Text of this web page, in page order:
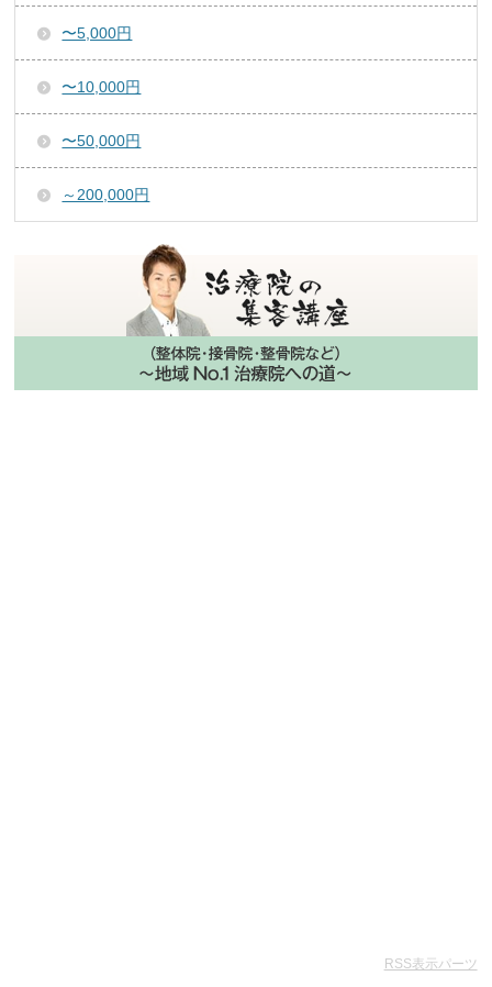
〜5,000円
〜10,000円
〜50,000円
～200,000円
RSS表示パーツ